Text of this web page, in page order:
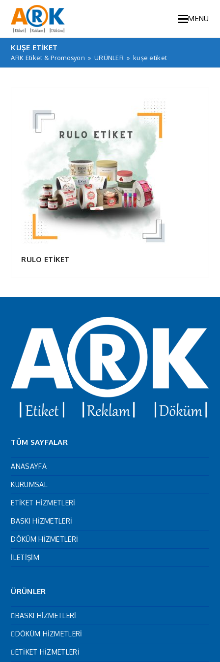
MENÜ
KUŞE ETIKET
ARK Etiket & Promosyon » ÜRÜNLER » kuşe etiket
RULO ETİKET
TÜM SAYFALAR
ANASAYFA
KURUMSAL
ETİKET HİZMETLERİ
BASKI HİZMETLERİ
DÖKÜM HİZMETLERİ
İLETİŞİM
ÜRÜNLER
BASKI HİZMETLERİ
DÖKÜM HİZMETLERİ
ETİKET HİZMETLERİ